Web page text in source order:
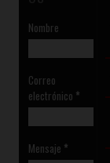
Nombre
Correo
electrónico *
Mensaje *